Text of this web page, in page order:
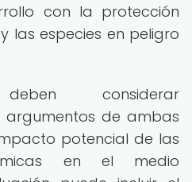
con la protección
las especies en peligro
considerar
argumentos de ambas
potencial de las
en el medio